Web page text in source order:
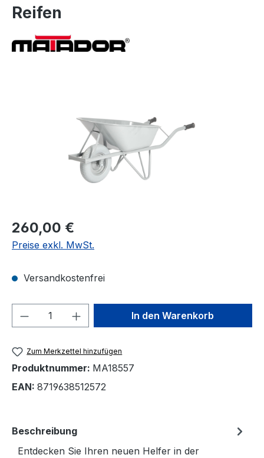
Reifen
Regulärer Preis:
260,00 €
Preise exkl. MwSt.
Versandkostenfrei
Produkt Anzahl: Gib denIn den Warenkorb
Zum Merkzettel hinzufügen
Produktnummer: MA18557
EAN: 8719638512572
Beschreibung
Entdecken Sie Ihren neuen Helfer in der